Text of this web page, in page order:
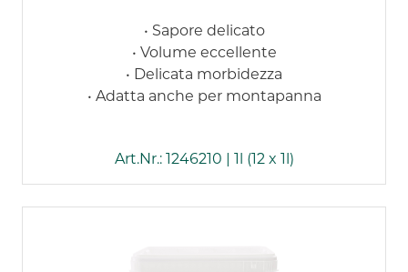
• Sapore delicato
• Volume eccellente
• Delicata morbidezza
• Adatta anche per montapanna
Art.Nr.: 1246210 | 1l (12 x 1l)